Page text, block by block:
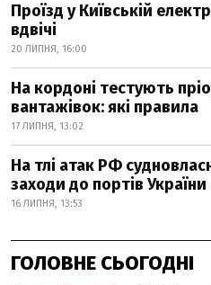
Проїзд у Київській
вдвічі
20 ЛИПНЯ, 16:00
На кордоні тестують
вантажівок: які правила
17 ЛИПНЯ, 13:02
На тлі атак РФ
заходи до портів України
16 ЛИПНЯ, 13:53
ГОЛОВНЕ СЬОГОДНІ